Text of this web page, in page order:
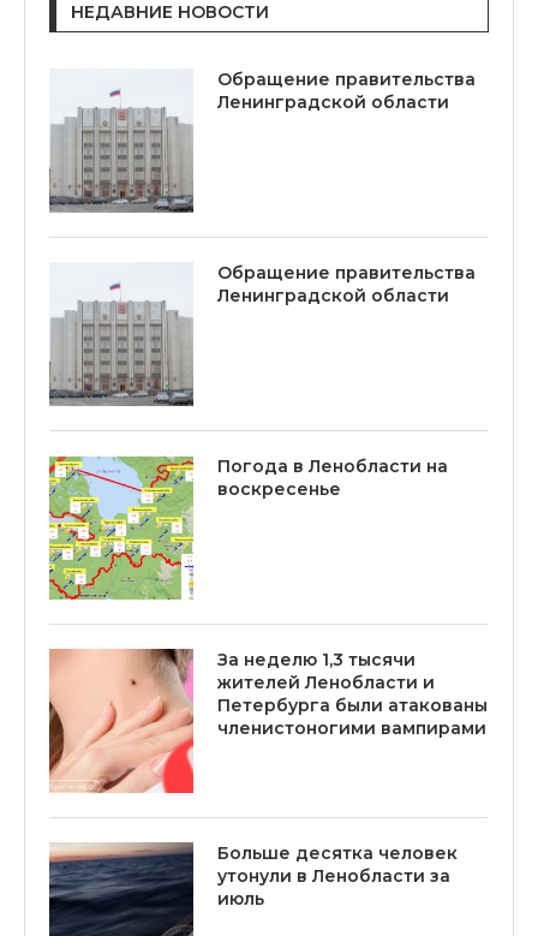
НЕДАВНИЕ НОВОСТИ
Обращение правительства
Ленинградской области
Обращение правительства
Ленинградской области
Погода в Ленобласти на
воскресенье
За неделю 1,3 тысячи
жителей Ленобласти и
Петербурга были атакованы
членистоногими вампирами
Больше десятка человек
утонули в Ленобласти за
июль